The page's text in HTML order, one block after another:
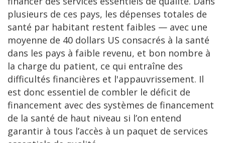
plusieurs de ces pays, les dépenses totales de
santé par habitant restent faibles — avec une
moyenne de 40 dollars US consacrés à la santé
dans les pays à faible revenu, et bon nombre à
la charge du patient, ce qui entraîne des
difficultés financières et l'appauvrissement. Il
est donc essentiel de combler le déficit de
financement avec des systèmes de financement
de la santé de haut niveau si l’on entend
garantir à tous l’accès à un paquet de services